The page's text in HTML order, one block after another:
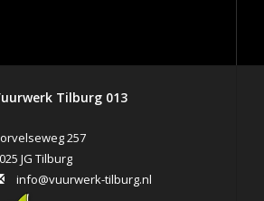
Tilburg 013
257
JG Tilburg
info@vuurwerk-tilburg.nl